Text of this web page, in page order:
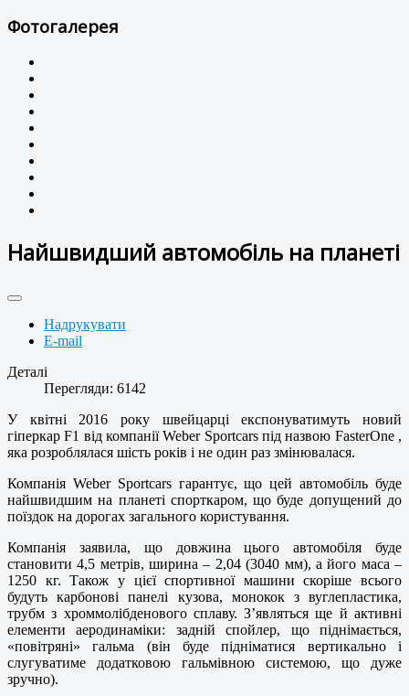
Фотогалерея
Найшвидший автомобіль на планеті
Надрукувати
E-mail
Деталі
Перегляди: 6142
У квітні 2016 року швейцарці експонуватимуть новий
гіперкар F1 від компанії Weber Sportcars під назвою FasterOne ,
яка розроблялася шість років і не один раз змінювалася.
Компанія Weber Sportcars гарантує, що цей автомобіль буде
найшвидшим на планеті спорткаром, що буде допущений до
поїздок на дорогах загального користування.
Компанія заявила, що довжина цього автомобіля буде
становити 4,5 метрів, ширина – 2,04 (3040 мм), а його маса –
1250 кг. Також у цієї спортивної машини скоріше всього
будуть карбонові панелі кузова, монокок з вуглепластика,
трубм з хроммолібденового сплаву. З’являться ще й активні
елементи аеродинаміки: задній спойлер, що піднімається,
«повітряні» гальма (він буде підніматися вертикально і
слугуватиме додатковою гальмівною системою, що дуже
зручно).